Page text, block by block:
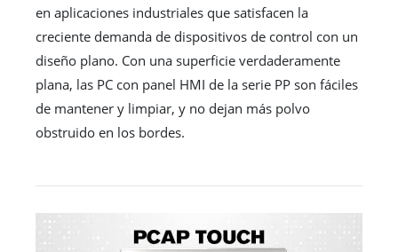
en aplicaciones industriales que satisfacen la
creciente demanda de dispositivos de control con un
diseño plano. Con una superficie verdaderamente
plana, las PC con panel HMI de la serie PP son fáciles
de mantener y limpiar, y no dejan más polvo
obstruido en los bordes.